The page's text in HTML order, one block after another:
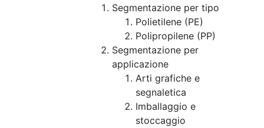
Segmentazione per tipo
Polietilene (PE)
Polipropilene (PP)
Segmentazione per
applicazione
Arti grafiche e
segnaletica
Imballaggio e
stoccaggio